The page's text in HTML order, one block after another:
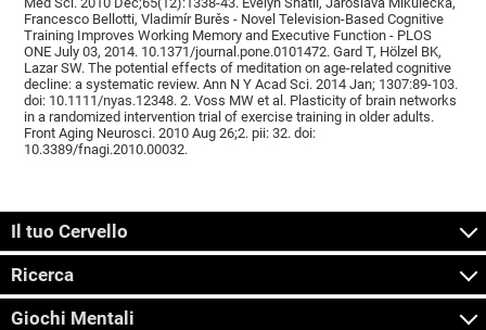
Francesco Bellotti, Vladimír Burěs - Novel Television-Based Cognitive
Training Improves Working Memory and Executive Function - PLOS
ONE July 03, 2014. 10.1371/journal.pone.0101472. Gard T, Hölzel BK,
Lazar SW. The potential effects of meditation on age-related cognitive
decline: a systematic review. Ann N Y Acad Sci. 2014 Jan; 1307:89-103.
doi: 10.1111/nyas.12348. 2. Voss MW et al. Plasticity of brain networks
in a randomized intervention trial of exercise training in older adults.
Front Aging Neurosci. 2010 Aug 26;2. pii: 32. doi:
10.3389/fnagi.2010.00032.
Il tuo Cervello
Ricerca
Giochi Mentali